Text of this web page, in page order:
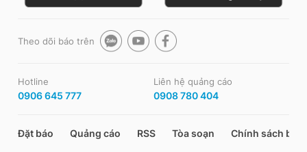
Theo dõi báo trên
Hotline
0906 645 777
Liên hệ quảng cáo
0908 780 404
Đặt báo Quảng cáo RSS Tòa soạn Chính sách bảo